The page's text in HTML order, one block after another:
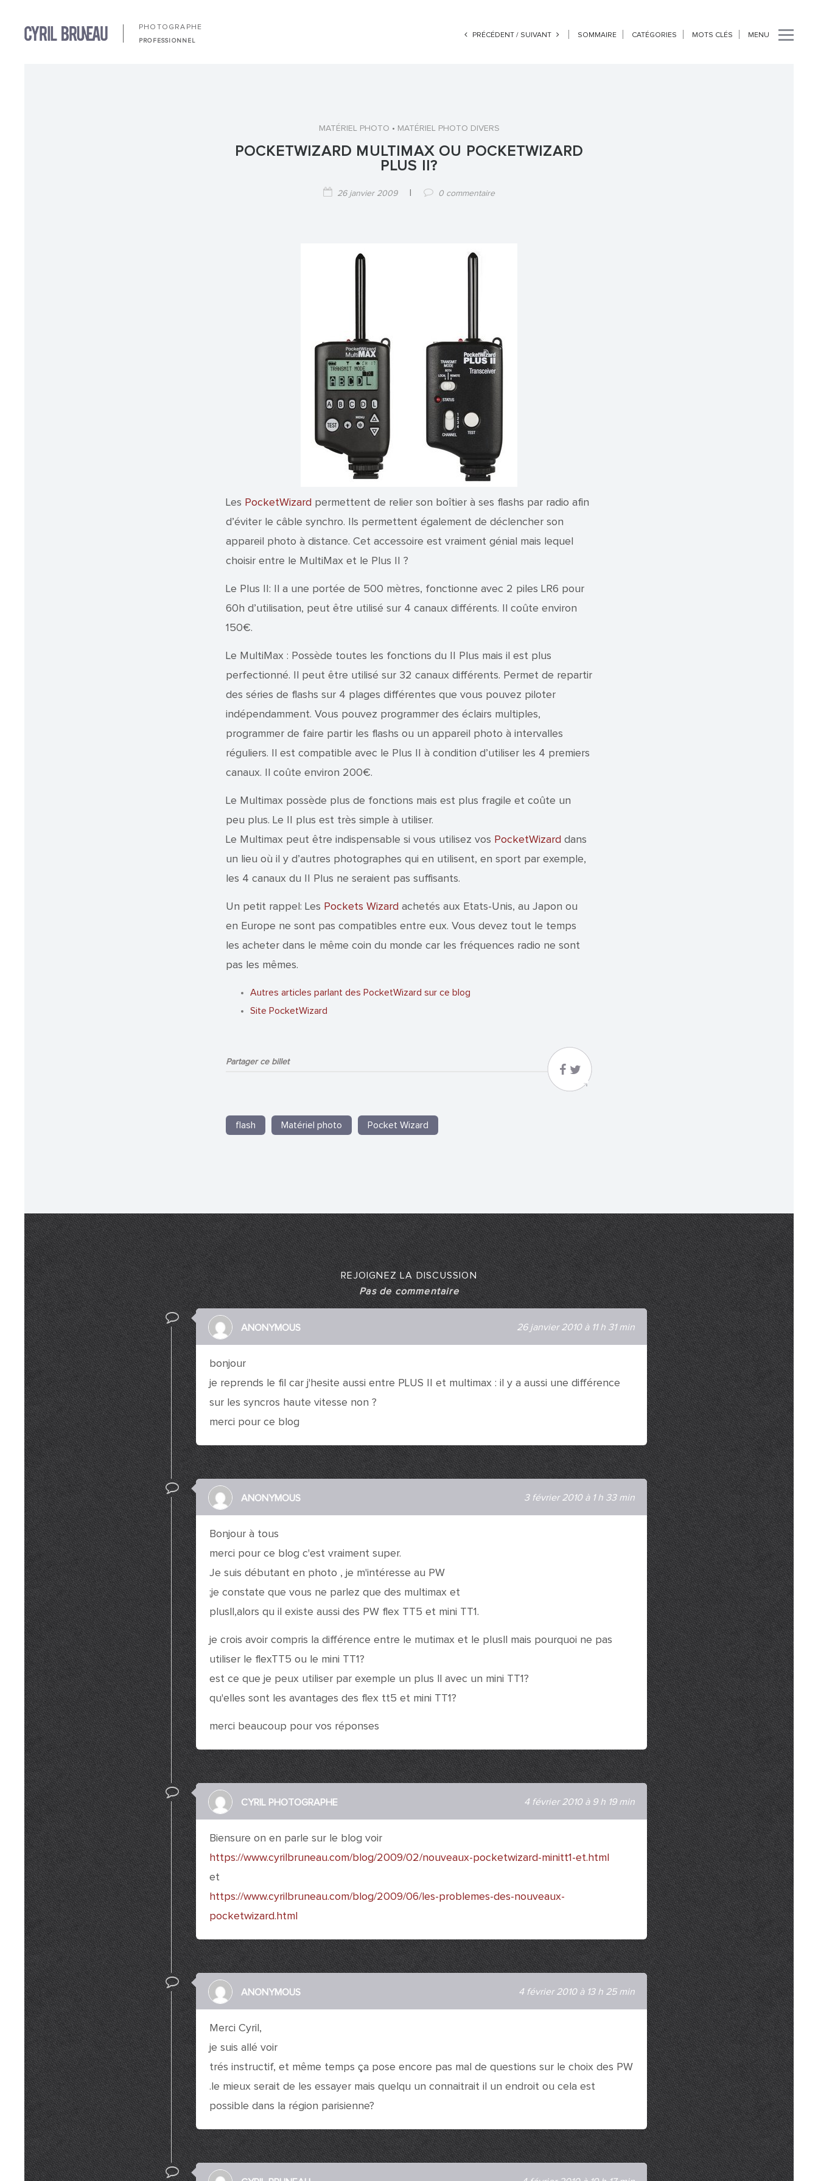
PHOTOGRAPHE
PROFESSIONNEL
PRÉCÉDENT / SUIVANT SOMMAIRE CATÉGORIES MOTS CLÉS MENU
MATÉRIEL PHOTO • MATÉRIEL PHOTO DIVERS
POCKETWIZARD MULTIMAX OU POCKETWIZARD
PLUS II?
26 janvier 2009 0 commentaire
Les PocketWizard permettent de relier son boîtier à ses flashs par radio afin
d’éviter le câble synchro. Ils permettent également de déclencher son
appareil photo à distance. Cet accessoire est vraiment génial mais lequel
choisir entre le MultiMax et le Plus II ?
Le Plus II: Il a une portée de 500 mètres, fonctionne avec 2 piles LR6 pour
60h d’utilisation, peut être utilisé sur 4 canaux différents. Il coûte environ
150€.
Le MultiMax : Possède toutes les fonctions du II Plus mais il est plus
perfectionné. Il peut être utilisé sur 32 canaux différents. Permet de repartir
des séries de flashs sur 4 plages différentes que vous pouvez piloter
indépendamment. Vous pouvez programmer des éclairs multiples,
programmer de faire partir les flashs ou un appareil photo à intervalles
réguliers. Il est compatible avec le Plus II à condition d’utiliser les 4 premiers
canaux. Il coûte environ 200€.
Le Multimax possède plus de fonctions mais est plus fragile et coûte un
peu plus. Le II plus est très simple à utiliser.
Le Multimax peut être indispensable si vous utilisez vos PocketWizard dans
un lieu où il y d’autres photographes qui en utilisent, en sport par exemple,
les 4 canaux du II Plus ne seraient pas suffisants.
Un petit rappel: Les Pockets Wizard achetés aux Etats-Unis, au Japon ou
en Europe ne sont pas compatibles entre eux. Vous devez tout le temps
les acheter dans le même coin du monde car les fréquences radio ne sont
pas les mêmes.
Autres articles parlant des PocketWizard sur ce blog
Site PocketWizard
Partager ce billet
flash Matériel photo Pocket Wizard
REJOIGNEZ LA DISCUSSION
Pas de commentaire
ANONYMOUS 26 janvier 2010 à 11 h 31 min
bonjour
je reprends le fil car j'hesite aussi entre PLUS II et multimax : il y a aussi une différence
sur les syncros haute vitesse non ?
merci pour ce blog
ANONYMOUS 3 février 2010 à 1 h 33 min
Bonjour à tous
merci pour ce blog c'est vraiment super.
Je suis débutant en photo , je m'intéresse au PW
;je constate que vous ne parlez que des multimax et
plusll,alors qu il existe aussi des PW flex TT5 et mini TT1.
je crois avoir compris la différence entre le mutimax et le plusll mais pourquoi ne pas
utiliser le flexTT5 ou le mini TT1?
est ce que je peux utiliser par exemple un plus ll avec un mini TT1?
qu'elles sont les avantages des flex tt5 et mini TT1?
merci beaucoup pour vos réponses
CYRIL PHOTOGRAPHE 4 février 2010 à 9 h 19 min
Biensure on en parle sur le blog voir
https://www.cyrilbruneau.com/blog/2009/02/nouveaux-pocketwizard-minitt1-et.html
et
https://www.cyrilbruneau.com/blog/2009/06/les-problemes-des-nouveaux-
pocketwizard.html
ANONYMOUS 4 février 2010 à 13 h 25 min
Merci Cyril,
je suis allé voir
trés instructif, et même temps ça pose encore pas mal de questions sur le choix des PW
.le mieux serait de les essayer mais quelqu un connaitrait il un endroit ou cela est
possible dans la région parisienne?